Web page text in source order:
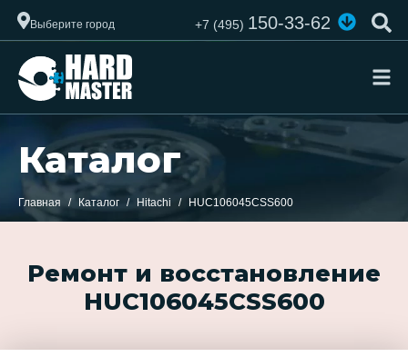
Выберите город +7 (495)150-33-62
Каталог
Главная Каталог Hitachi HUC106045CSS600
Ремонт и восстановление
HUC106045CSS600